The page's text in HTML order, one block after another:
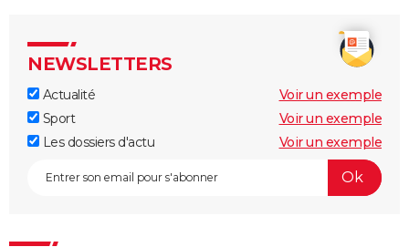
NEWSLETTERS
Actualité
Voir un exemple
Sport
Voir un exemple
Les dossiers d'actu
Voir un exemple